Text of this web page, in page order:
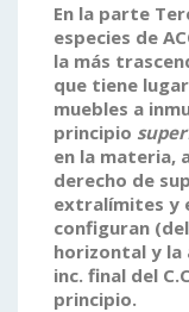
En la parte
especies de
la más
que tiene
muebles a
principio
en la materia,
derecho de
extralímites y
configuran
horizontal y la
inc. final del
principio.